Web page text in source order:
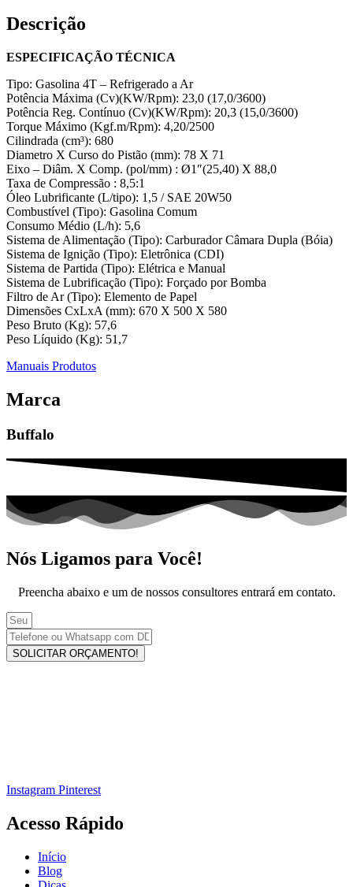
Descrição
ESPECIFICAÇÃO TÉCNICA
Tipo: Gasolina 4T – Refrigerado a Ar
Potência Máxima (Cv)(KW/Rpm): 23,0 (17,0/3600)
Potência Reg. Contínuo (Cv)(KW/Rpm): 20,3 (15,0/3600)
Torque Máximo (Kgf.m/Rpm): 4,20/2500
Cilindrada (cm³): 680
Diametro X Curso do Pistão (mm): 78 X 71
Eixo – Diâm. X Comp. (pol/mm) : Ø1″(25,40) X 88,0
Taxa de Compressão : 8,5:1
Óleo Lubrificante (L/tipo): 1,5 / SAE 20W50
Combustível (Tipo): Gasolina Comum
Consumo Médio (L/h): 5,6
Sistema de Alimentação (Tipo): Carburador Câmara Dupla (Bóia)
Sistema de Ignição (Tipo): Eletrônica (CDI)
Sistema de Partida (Tipo): Elétrica e Manual
Sistema de Lubrificação (Tipo): Forçado por Bomba
Filtro de Ar (Tipo): Elemento de Papel
Dimensões CxLxA (mm): 670 X 500 X 580
Peso Bruto (Kg): 57,6
Peso Líquido (Kg): 51,7
Manuais Produtos
Marca
Buffalo
Nós Ligamos para Você!
Preencha abaixo e um de nossos consultores entrará em contato.
SOLICITAR ORÇAMENTO!
Instagram Pinterest
Acesso Rápido
Início
Blog